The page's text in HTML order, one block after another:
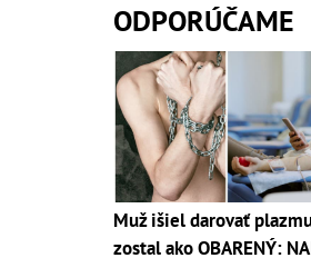
ODPORÚČAME
Muž išiel darovať
zostal ako OBARENÝ: